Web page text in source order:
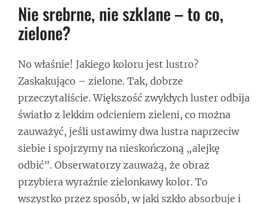
Nie srebrne, nie szklane – to co,
zielone?
No właśnie! Jakiego koloru jest lustro?
Zaskakująco – zielone. Tak, dobrze
przeczytaliście. Większość zwykłych luster odbija
światło z lekkim odcieniem zieleni, co można
zauważyć, jeśli ustawimy dwa lustra naprzeciw
siebie i spojrzymy na nieskończoną „alejkę
odbić”. Obserwatorzy zauważą, że obraz
przybiera wyraźnie zielonkawy kolor. To
wszystko przez sposób, w jaki szkło absorbuje i